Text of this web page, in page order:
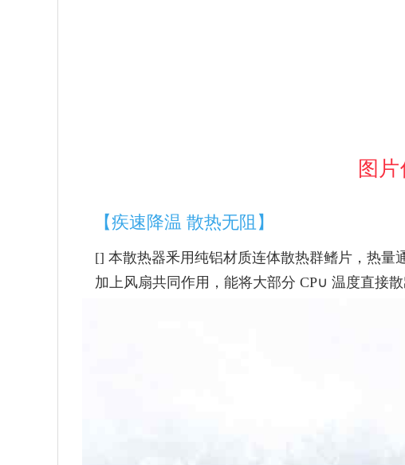
图
【疾速降温 散热无阻】
[] 本散热器釆用纯铝材质连体散热群鳍片，热量
加上风扇共同作用，能将大部分 CP∪ 温度直接